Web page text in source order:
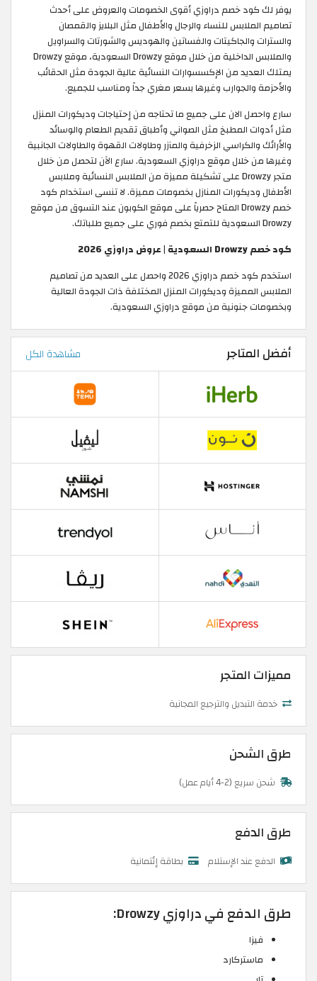
يوفر لك كود خصم دراوزي أقوى الخصومات والعروض على أحدث
تصاميم الملابس للنساء والرجال والأطفال مثل البلايز والقمصان
والسترات والجاكيتات والفساتين والهوديس والشورتات والسراويل
والملابس الداخلية من خلال موقع Drowzy السعودية، موقع Drowzy
يمتلك العديد من الإكسسوارات النسائية عالية الجودة مثل الحقائب
والأحزمة والجوارب وغيرها بسعر مغري جداً ومناسب للجميع.
سارع واحصل الان على جميع ما تحتاجه من إحتياجات وديكورات المنزل
مثل أدوات المطبخ مثل الصواني وأطباق تقديم الطعام والوسائد
والأرائك والكراسي الزخرفية والمآزر وطاولات القهوة والطاولات الجانبية
وغيرها من خلال موقع دراوزي السعودية. سارع الآن لتحصل من خلال
متجر Drowzy على تشكيلة مميزة من الملابس النسائية وملابس
الأطفال وديكورات المنازل بخصومات مميزة. لا تنسى استخدام كود
خصم Drowzy المتاح حصرياً على موقع الكوبون عند التسوق من موقع
Drowzy السعودية للتمتع بخصم فوري على جميع طلباتك. ​
كود خصم Drowzy السعودية | عروض دراوزي 2026
استخدم كود خصم دراوزي 2026 واحصل على العديد من تصاميم
الملابس المميزة وديكورات المنزل المختلفة ذات الجودة العالية
وبخصومات جنونية من موقع دراوزي السعودية.
أفضل المتاجر مشاهدة الكل
مميزات المتجر
خدمة التبديل والترجيع المجانية
طرق الشحن
شحن سريع (2-4 أيام عمل)
طرق الدفع
الدفع عند الإستلام بطاقة إئتمانية
طرق الدفع في دراوزي Drowzy:
فيزا
ماستركارد